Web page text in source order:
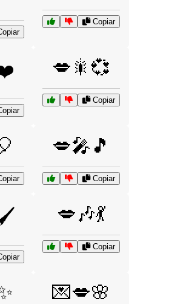
Copiar
💋🎇💞
Copiar
💋🎤🎵
Copiar
💋🎶💃
Copiar
💌💋🌸